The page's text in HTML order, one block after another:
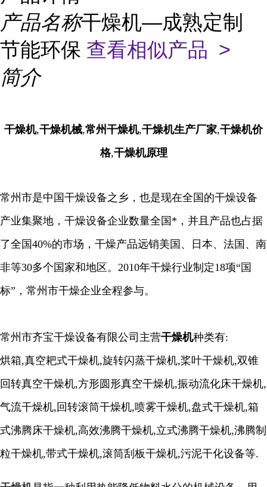
产品名称干燥机—成熟定制
节能环保 查看相似产品 >
简介
干燥机,干燥机械,常州干燥机,干燥机生产厂家,干燥机价
格,干燥机原理
常州市是中国干燥设备之乡，也是现在全国的干燥设备
产业集聚地，干燥设备企业数量全国*，并且产品也占据
了全国40%的市场，干燥产品远销美国、日本、法国、南
非等30多个国家和地区。2010年干燥行业制定18项“国
标”，常州市干燥企业全程参与。
常州市齐宝干燥设备有限公司主营干燥机种类有:
烘箱,真空耙式干燥机,旋转闪蒸干燥机,桨叶干燥机,双锥
回转真空干燥机,方形圆形真空干燥机,振动流化床干燥机,
气流干燥机,回转滚筒干燥机,喷雾干燥机,盘式干燥机,箱
式沸腾床干燥机,高效沸腾干燥机,立式沸腾干燥机,沸腾制
粒干燥机,带式干燥机,滚筒刮板干燥机,污泥干化设备等.